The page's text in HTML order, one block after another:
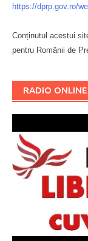
https://dprp.gov.ro/
Conținutul acestui
pentru Românii de
RADIO ONLINE